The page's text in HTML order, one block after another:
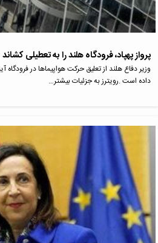
پرواز پهپاد، فرودگاه هلند را به تعطیلی کشاند
وزیر دفاع هلند از تعلیق حرکت هواپیماها در
داده است .رویترز به جزئیات بیشتر…